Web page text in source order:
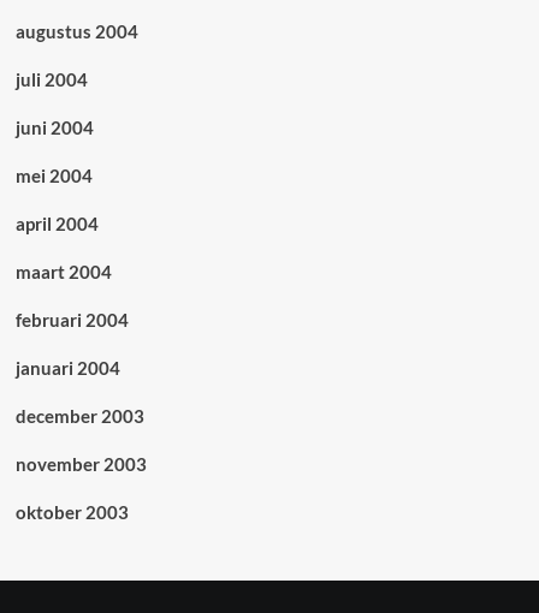
augustus 2004
juli 2004
juni 2004
mei 2004
april 2004
maart 2004
februari 2004
januari 2004
december 2003
november 2003
oktober 2003